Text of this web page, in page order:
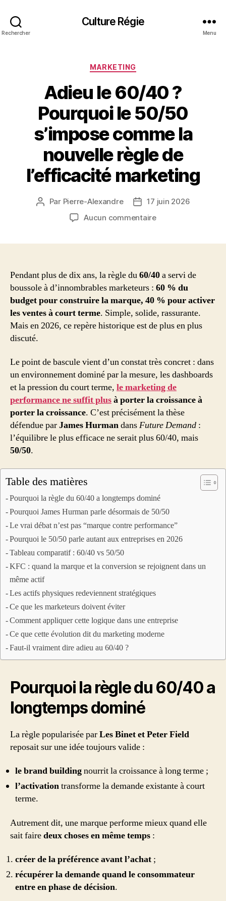
Rechercher
Culture Régie
Menu
Catégories
MARKETING
Adieu le 60/40 ?
Pourquoi le 50/50
s’impose comme la
nouvelle règle de
l’efficacité marketing
Auteur
Par Pierre-Alexandre
Date17 juin 2026
Aucun commentairesur
Pourquoi
le
s’impose
comme
la
de
l’efficacité
marketing
Pendant plus de dix ans, la règle du60/40a servi de
boussole à d’innombrables marketeurs : 60 % du
budget pour construire la marque, 40 % pour activer
les ventes à court terme. Simple, solide, rassurante.
Mais en 2026, ce repère historique est de plus en plus
discuté.
Le point de bascule vient d’un constat très concret : dans
un environnement dominé par la mesure, les dashboards
et la pression du court terme, le marketing de
performance ne suffit plusà porter la croissance à
porter la croissance. C’est précisément la thèse
défendue parJames HurmandansFuture Demand :
l’équilibre le plus efficace ne serait plus 60/40, mais
50/50.
Table des matières
Pourquoi la règle du 60/40 a longtemps dominé
Pourquoi James Hurman parle désormais de 50/50
Le vrai débat n’est pas “marque contre performance”
Pourquoi le 50/50 parle autant aux entreprises en 2026
Tableau comparatif : 60/40 vs 50/50
KFC : quand la marque et la conversion se rejoignent dans un
même actif
Les actifs physiques redeviennent stratégiques
Ce que les marketeurs doivent éviter
Comment appliquer cette logique dans une entreprise
Ce que cette évolution dit du marketing moderne
Faut-il vraiment dire adieu au 60/40 ?
Pourquoi la règle du 60/40 a
longtemps dominé
La règle popularisée parLes Binet et Peter Field
reposait sur une idée toujours valide :
le brand buildingnourrit la croissance à long terme ;
l’activationtransforme la demande existante à court
terme.
Autrement dit, une marque performe mieux quand elle
sait fairedeux choses en même temps :
créer de la préférence avant l’achat ;
récupérer la demande quand le consommateur
entre en phase de décision.